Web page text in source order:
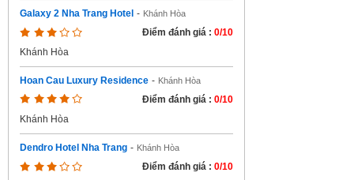
Galaxy 2 Nha Trang Hotel - Khánh Hòa
Điểm đánh giá : 0/10
Khánh Hòa
Hoan Cau Luxury Residence - Khánh Hòa
Điểm đánh giá : 0/10
Khánh Hòa
Dendro Hotel Nha Trang - Khánh Hòa
Điểm đánh giá : 0/10